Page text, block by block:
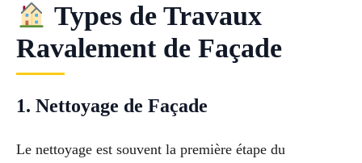
Types de Travaux
Ravalement de Façade
1. Nettoyage de Façade
Le nettoyage est souvent la première étape du